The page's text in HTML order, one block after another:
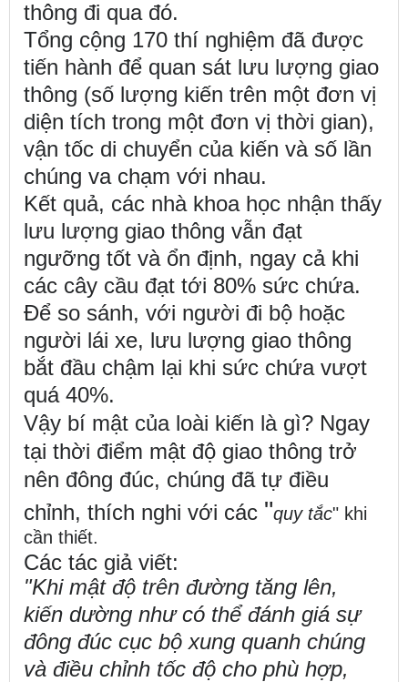
thông đi qua đó.
Tổng cộng 170 thí nghiệm đã được
tiến hành để quan sát lưu lượng giao
thông (số lượng kiến trên một đơn vị
diện tích trong một đơn vị thời gian),
vận tốc di chuyển của kiến và số lần
chúng va chạm với nhau.
Kết quả, các nhà khoa học nhận thấy
lưu lượng giao thông vẫn đạt
ngưỡng tốt và ổn định, ngay cả khi
các cây cầu đạt tới 80% sức chứa.
Để so sánh, với người đi bộ hoặc
người lái xe, lưu lượng giao thông
bắt đầu chậm lại khi sức chứa vượt
quá 40%.
Vậy bí mật của loài kiến là gì? Ngay
tại thời điểm mật độ giao thông trở
nên đông đúc, chúng đã tự điều
chỉnh, thích nghi với các "quy tắc" khi
cần thiết.
Các tác giả viết:
"Khi mật độ trên đường tăng lên,
kiến dường như có thể đánh giá sự
đông đúc cục bộ xung quanh chúng
và điều chỉnh tốc độ cho phù hợp,